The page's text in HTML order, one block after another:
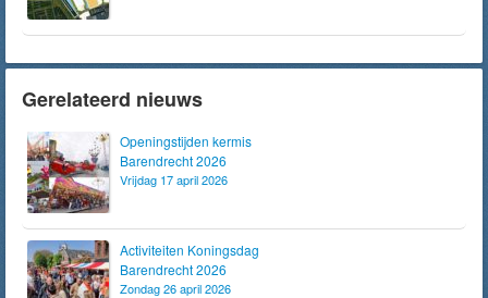
Gerelateerd nieuws
Openingstijden kermis
Barendrecht 2026
Vrijdag 17 april 2026
Activiteiten Koningsdag
Barendrecht 2026
Zondag 26 april 2026